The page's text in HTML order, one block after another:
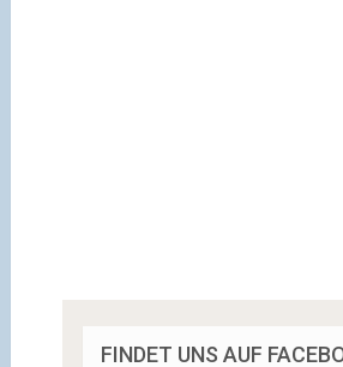
FINDET UNS AUF